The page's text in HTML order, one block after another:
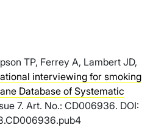
TP, Ferrey A, Lambert JD,
interviewing for smoking
Database of Systematic
7. Art. No.: CD006936. DOI: